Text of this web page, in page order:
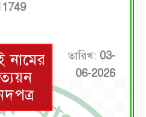
নামের
তারিখ: 03-
06-2026